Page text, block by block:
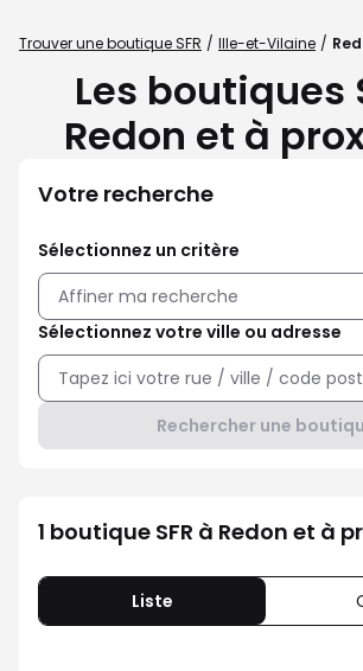
Trouver une boutique SFR Ille-et-Vilaine
Les boutiques
Redon et à
Votre recherche
Sélectionnez un critère
Affiner ma recherche
Sélectionnez votre ville ou adresse
Rechercher une
1 boutique SFR à Redon et à
Liste